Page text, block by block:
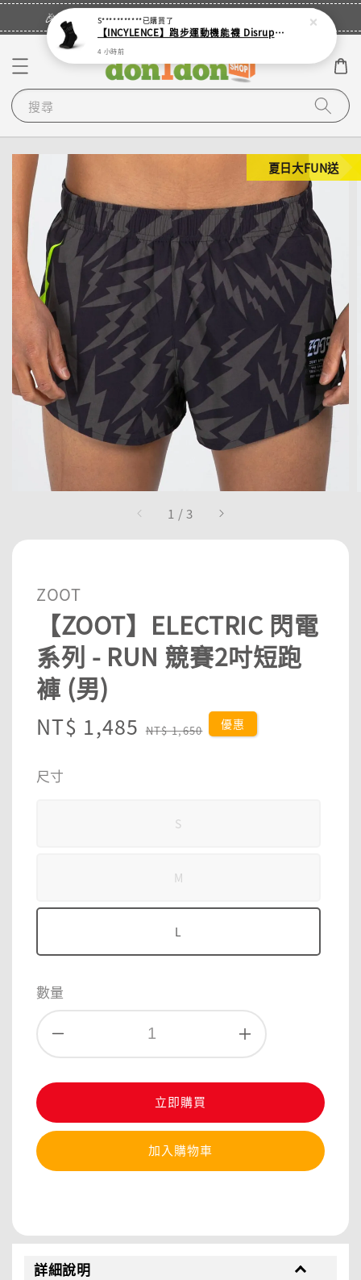
🎉登入會員・領取您的專屬折扣券！
搜尋
1 /3
夏日大FUN送
ZOOT
【ZOOT】ELECTRIC 閃電
系列 - RUN 競賽2吋短跑
褲 (男)
Sale
NT$ 1,485 Regular
NT$ 1,650 優惠
尺寸
S
M
L
數量
立即購買
加入購物車
詳細說明
S***********已購買了
【INCYLENCE】跑步運動機能襪 Disrupts Black
4 小時前